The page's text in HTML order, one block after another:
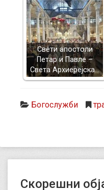
Свети апостоли
Петар и Павле –
Света Архиерејска…
Богослужби
Скорешни